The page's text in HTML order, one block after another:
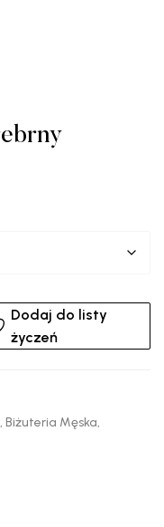
Dodaj do listy
życzeń
, Biżuteria Męska,